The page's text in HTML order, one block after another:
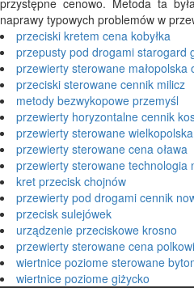
przystępne cenowo. Metoda ta
naprawy typowych problemów w
przeciski kretem cena kobyłka
przepusty pod drogami starogard
przewierty sterowane małopolska
przeciski sterowane cennik milicz
metody bezwykopowe przemyśl
przewierty horyzontalne cennik
przewierty sterowane
przewierty sterowane cena oława
przewierty sterowane technologia
kret przecisk chojnów
przewierty pod drogami cennik
przecisk sulejówek
urządzenie przeciskowe krosno
przewierty sterowane cena
wiertnice poziome sterowane
wiertnice poziome giżycko